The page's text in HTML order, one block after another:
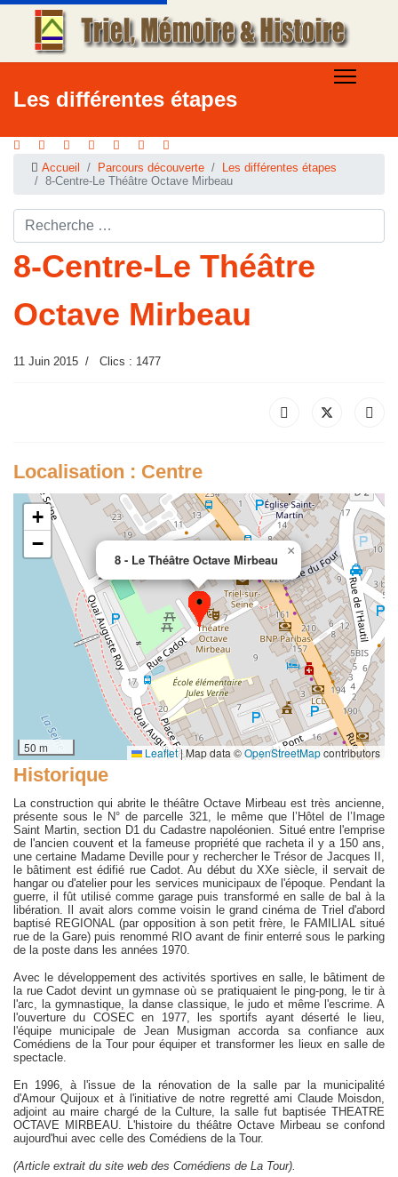
Les différentes étapes
Accueil Parcours découverte
Les différentes étapes
8-Centre-Le Théâtre Octave Mirbeau
Rechercher ...
8-Centre-Le Théâtre
Octave Mirbeau
11 Juin 2015 Clics : 1477
Localisation : Centre
8 - Le Théâtre Octave Mirbeau
×
+
−
50 m Leaflet|Map data ©OpenStreetMapcontributors
Historique
La construction qui abrite le théâtre Octave Mirbeau est très ancienne,
présente sous le N° de parcelle 321, le même que l’Hôtel de l’Image
Saint Martin, section D1 du Cadastre napoléonien. Situé entre l'emprise
de l'ancien couvent et la fameuse propriété que racheta il y a 150 ans,
une certaine Madame Deville pour y rechercher le Trésor de Jacques II,
le bâtiment est édifié rue Cadot. Au début du XXe siècle, il servait de
hangar ou d'atelier pour les services municipaux de l'époque. Pendant la
guerre, il fût utilisé comme garage puis transformé en salle de bal à la
libération. Il avait alors comme voisin le grand cinéma de Triel d'abord
baptisé REGIONAL (par opposition à son petit frère, le FAMILIAL situé
rue de la Gare) puis renommé RIO avant de finir enterré sous le parking
de la poste dans les années 1970.
Avec le développement des activités sportives en salle, le bâtiment de
la rue Cadot devint un gymnase où se pratiquaient le ping-pong, le tir à
l'arc, la gymnastique, la danse classique, le judo et même l'escrime. A
l'ouverture du COSEC en 1977, les sportifs ayant déserté le lieu,
l'équipe municipale de Jean Musigman accorda sa confiance aux
Comédiens de la Tour pour équiper et transformer les lieux en salle de
spectacle.
En 1996, à l'issue de la rénovation de la salle par la municipalité
d'Amour Quijoux et à l'initiative de notre regretté ami Claude Moisdon,
adjoint au maire chargé de la Culture, la salle fut baptisée THEATRE
OCTAVE MIRBEAU. L'histoire du théâtre Octave Mirbeau se confond
aujourd'hui avec celle des Comédiens de la Tour.
(Article extrait du site web des Comédiens de La Tour).